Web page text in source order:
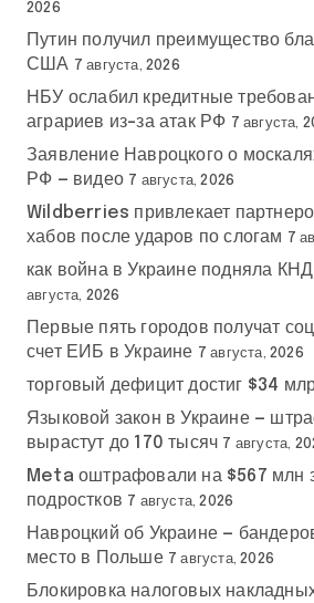
2026
Путин получил преимущество
США 7 августа, 2026
НБУ ослабил кредитные
аграриев из-за атак РФ 7 августа,
Заявление Навроцкого о
РФ — видео 7 августа, 2026
Wildberries привлекает
хабов после ударов по слогам
7
как война в Украине подняла
августа, 2026
Первые пять городов получат
счет ЕИБ в Украине 7 августа, 2026
торговый дефицит достиг $34
Языковой закон в Украине —
вырастут до 170 тысяч 7 августа,
Meta оштрафовали на $567 млн
подростков 7 августа, 2026
Навроцкий об Украине —
место в Польше 7 августа, 2026
Блокировка налоговых